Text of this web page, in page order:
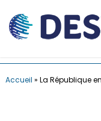
Accueil » La République